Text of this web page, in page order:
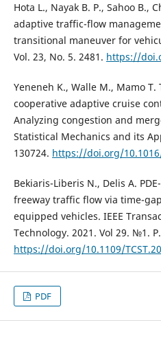
Hota L., Nayak B. P., Sahoo B.,
adaptive traffic-flow
transitional maneuver for
Vol. 23, No. 5. 2481. https://
Yeneneh K., Walle M., Mamo
cooperative adaptive cruise
Analyzing congestion and
Statistical Mechanics and its
130724. https://doi.org/
Bekiaris-Liberis N., Delis A.
freeway traffic flow via time-
equipped vehicles. IEEE
Technology. 2021. Vol 29. №1.
https://doi.org/10.1109/
PDF